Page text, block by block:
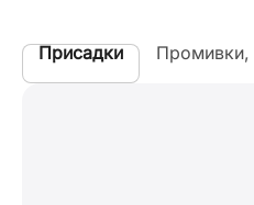
Присадки Промивки,